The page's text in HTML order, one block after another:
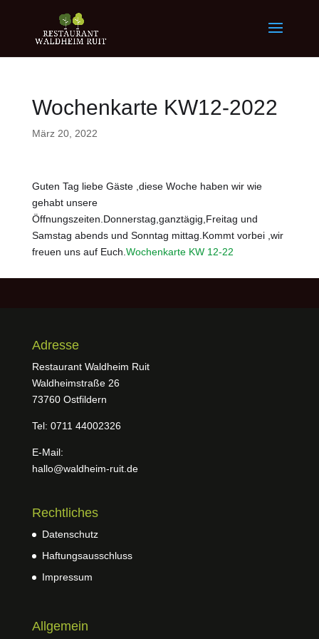
Wochenkarte KW12-2022
März 20, 2022
Guten Tag liebe Gäste ,diese Woche haben wir wie
gehabt unsere
Öffnungszeiten.Donnerstag,ganztägig,Freitag und
Samstag abends und Sonntag mittag.Kommt vorbei ,wir
freuen uns auf Euch. Wochenkarte KW 12-22
Adresse
Restaurant Waldheim Ruit
Waldheimstraße 26
73760 Ostfildern
Tel: 0711 44002326
E-Mail:
hallo@waldheim-ruit.de
Rechtliches
Datenschutz
Haftungsausschluss
Impressum
Allgemein